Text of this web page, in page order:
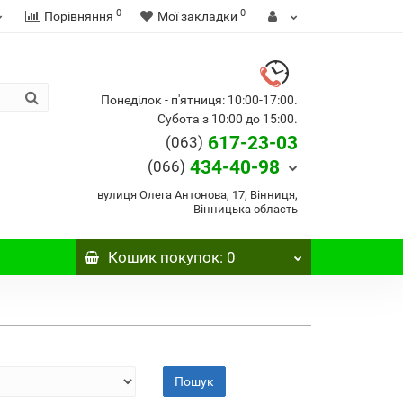
Порівняння 0 Мої закладки 0
Понеділок - п'ятниця: 10:00-17:00.
Субота з 10:00 до 15:00.
(063) 617-23-03
(066) 434-40-98
вулиця Олега Антонова, 17, Вінниця,
Вінницька область
Кошикпокупок: 0